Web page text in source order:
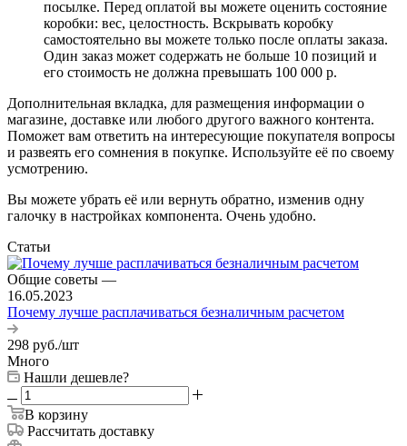
посылке. Перед оплатой вы можете оценить состояние
коробки: вес, целостность. Вскрывать коробку
самостоятельно вы можете только после оплаты заказа.
Один заказ может содержать не больше 10 позиций и
его стоимость не должна превышать 100 000 р.
Дополнительная вкладка, для размещения информации о
магазине, доставке или любого другого важного контента.
Поможет вам ответить на интересующие покупателя вопросы
и развеять его сомнения в покупке. Используйте её по своему
усмотрению.
Вы можете убрать её или вернуть обратно, изменив одну
галочку в настройках компонента. Очень удобно.
Статьи
Общие советы —
16.05.2023
Почему лучше расплачиваться безналичным расчетом
298 руб./шт
Много
Нашли дешевле?
В корзину
Рассчитать доставку